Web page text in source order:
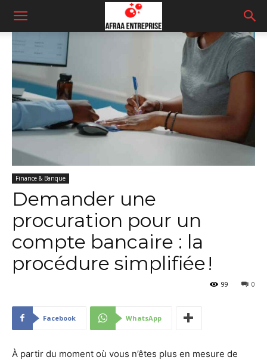
Finance & Banque
Demander une
procuration pour un
compte bancaire : la
procédure simplifiée !
0
99
Facebook WhatsApp
À partir du moment où vous n’êtes plus en mesure de